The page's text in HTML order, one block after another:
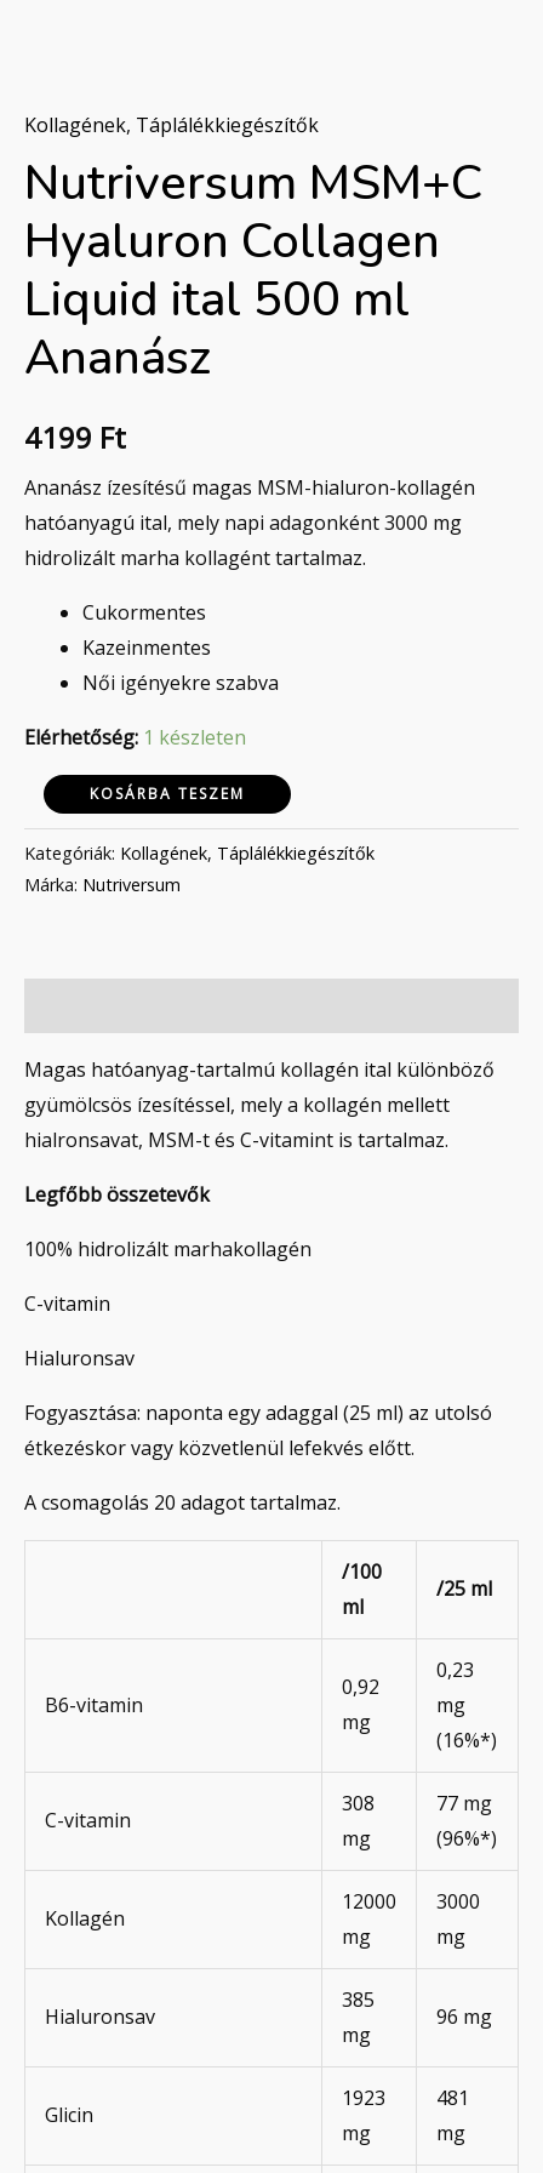
Kollagének, Táplálékkiegészítők
Nutriversum MSM+C
Hyaluron Collagen
Liquid ital 500 ml
Ananász
4199 Ft
Ananász ízesítésű magas MSM-hialuron-kollagén
hatóanyagú ital, mely napi adagonként 3000 mg
hidrolizált marha kollagént tartalmaz.
Cukormentes
Kazeinmentes
Női igényekre szabva
Elérhetőség: 1 készleten
KOSÁRBA TESZEM
Kategóriák: Kollagének, Táplálékkiegészítők
Márka: Nutriversum
Magas hatóanyag-tartalmú kollagén ital különböző
gyümölcsös ízesítéssel, mely a kollagén mellett
hialronsavat, MSM-t és C-vitamint is tartalmaz.
Legfőbb összetevők
100% hidrolizált marhakollagén
C-vitamin
Hialuronsav
Fogyasztása: naponta egy adaggal (25 ml) az utolsó
étkezéskor vagy közvetlenül lefekvés előtt.
A csomagolás 20 adagot tartalmaz.
/100
ml
/25 ml
B6-vitamin
0,92
mg
0,23
mg
(16%*)
C-vitamin
308
mg
77 mg
(96%*)
Kollagén
12000
mg
3000
mg
Hialuronsav
385
mg
96 mg
Glicin
1923
mg
481
mg